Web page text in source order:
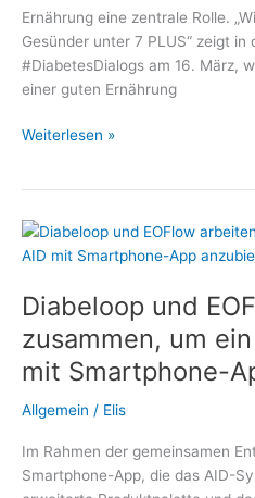
Ernährung eine zentrale Rolle.
Gesünder unter 7 PLUS“ zeigt
#DiabetesDialogs am 16. März,
einer guten Ernährung
Mit
Leben
führen
Thema
#DiabetesDialog:
Welche
spielt
die
Ernährung?
Weiterlesen »
Diabeloop und
zusammen, um
mit Smartphone-
Allgemein / Elis
Im Rahmen der gemeinsamen
Smartphone-App, die das AID-